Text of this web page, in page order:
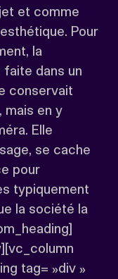
et comme
Pour
la
faite dans un
conservait
mais en y
Elle
se cache
pour
typiquement
la société la
tag= »div »